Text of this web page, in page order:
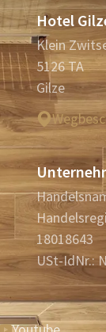
Hotel
Klein
5126 TA
Gilze
18018643
USt-IdNr.: